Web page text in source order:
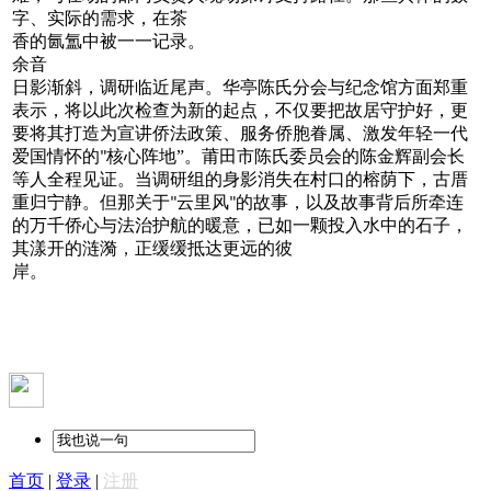
字、实际的需求，在茶
香的氤氲中被一一记录。
余音
日影渐斜，调研临近尾声。华亭陈氏分会与纪念馆方面郑重
表示，将以此次检查为新的起点，不仅要把故居守护好，更
要将其打造为宣讲侨法政策、服务侨胞眷属、激发年轻一代
爱国情怀的"核心阵地”。莆田市陈氏委员会的陈金辉副会长
等人全程见证。当调研组的身影消失在村口的榕荫下，古厝
重归宁静。但那关于"云里风"的故事，以及故事背后所牵连
的万千侨心与法治护航的暖意，已如一颗投入水中的石子，
其漾开的涟漪，正缓缓抵达更远的彼
岸。
首页 | 登录 | 注册